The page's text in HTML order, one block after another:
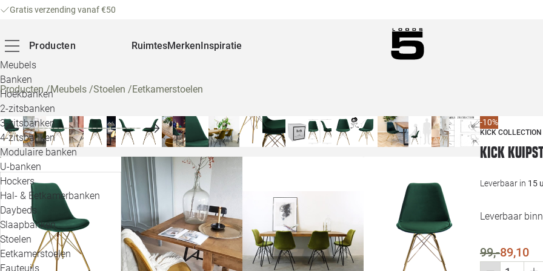
Gratis verzending vanaf €50
Producten
Meubels
Banken
Hoekbanken
2-zitsbanken
3-zitsbanken
4-zitsbanken
Modulaire banken
U-banken
Hockers
Hal- & Eetkamerbanken
Daybeds
Slaapbanken
Stoelen
Eetkamerstoelen
Fauteuils
RuimtesMerkenInspiratie
Producten/Meubels /Stoelen /Eetkamerstoelen
-10%
KICK COLLECTION
Kick
Leverbaar in 15
Leverbaar
99,-89,10